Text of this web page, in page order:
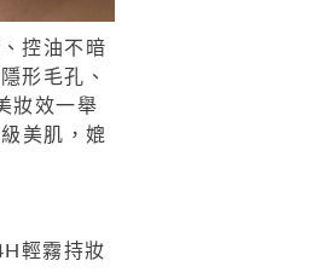
控油不暗
形毛孔、
妝效一舉
美肌，媲
輕霧持妝